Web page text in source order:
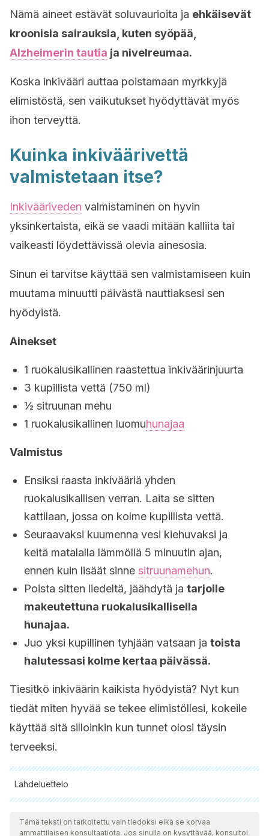
Nämä aineet estävät soluvaurioita ja ehkäisevät
kroonisia sairauksia, kuten syöpää,
Alzheimerin tautia ja nivelreumaa.
Koska inkivääri auttaa poistamaan myrkkyjä
elimistöstä, sen vaikutukset hyödyttävät myös
ihon terveyttä.
Kuinka inkiväärivettä
valmistetaan itse?
Inkivääriveden valmistaminen on hyvin
yksinkertaista, eikä se vaadi mitään kalliita tai
vaikeasti löydettävissä olevia ainesosia.
Sinun ei tarvitse käyttää sen valmistamiseen kuin
muutama minuutti päivästä nauttiaksesi sen
hyödyistä.
Ainekset
1 ruokalusikallinen raastettua inkiväärinjuurta
3 kupillista vettä (750 ml)
½ sitruunan mehu
1 ruokalusikallinen luomuhunajaa
Valmistus
Ensiksi raasta inkivääriä yhden
ruokalusikallisen verran. Laita se sitten
kattilaan, jossa on kolme kupillista vettä.
Seuraavaksi kuumenna vesi kiehuvaksi ja
keitä matalalla lämmöllä 5 minuutin ajan,
ennen kuin lisäät sinne sitruunamehun.
Poista sitten liedeltä, jäähdytä ja tarjoile
makeutettuna ruokalusikallisella
hunajaa.
Juo yksi kupillinen tyhjään vatsaan ja toista
halutessasi kolme kertaa päivässä.
Tiesitkö inkiväärin kaikista hyödyistä? Nyt kun
tiedät miten hyvää se tekee elimistöllesi, kokeile
käyttää sitä silloinkin kun tunnet olosi täysin
terveeksi.
Lähdeluettelo
Kaikki lainatut lähteet tarkistettiin perusteellisesti tiimimme
toimesta varmistaaksemme niiden laadun, luotettavuuden,
Tämä teksti on tarkoitettu vain tiedoksi eikä se korvaa
ammattilaisen konsultaatiota. Jos sinulla on kysyttävää, konsultoi